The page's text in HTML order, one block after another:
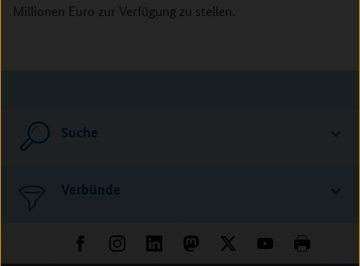
Millionen Euro zur Verfügung zu stellen.
Suche
Verbünde